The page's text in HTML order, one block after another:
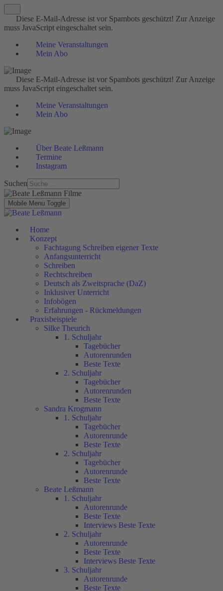
Diese E-Mail-Adresse ist vor Spambots geschützt! Zur Anzeige
muss JavaScript eingeschaltet sein.
Meine Veranstaltungen
Mein Abo
Diese E-Mail-Adresse ist vor Spambots geschützt! Zur Anzeige
muss JavaScript eingeschaltet sein.
Meine Veranstaltungen
Mein Abo
Über Beate Leßmann
Termine
Instagram
Suchen
Mobile Menu Toggle
Home
Konzept
Fachtagung Schreiben eigener Texte
Anfangsunterricht
Schreiben
Rechtschreiben
Deutsch als Zweitsprache (DaZ)
Inklusiver Unterricht
Infobögen
Erfahrungen - Rückmeldungen
Praxisbeispiele
Silke Theurich
1. Schuljahr
Tagebücher
Autorenrunden
Beste Texte
2. Schuljahr
Tagebücher
Autorenrunden
Beste Texte
Sandra Krogmann
1. Schuljahr
Tagebücher
Autorenrunde
Beste Texte
2. Schuljahr
Tagebücher
Autorenrunde
Beste Texte
Beate Leßmann
1. Schuljahr
Autorenrunde
Beste Texte
Interviews Beste Texte
2. Schuljahr
Autorenrunde
Beste Texte
Interviews Beste Texte
3. Schuljahr
Autorenrunde
Beste Texte